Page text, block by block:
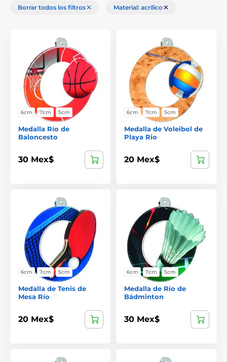
Borrar todos los filtros Material: acrílico
6cm 7cm 5cm
Medalla Río de
Baloncesto
30 Mex$
6cm 7cm 5cm
Medalla de Voleibol de
Playa Rio
20 Mex$
6cm 7cm 5cm
Medalla de Tenis de
Mesa Río
20 Mex$
6cm 7cm 5cm
Medalla de Río de
Bádminton
30 Mex$